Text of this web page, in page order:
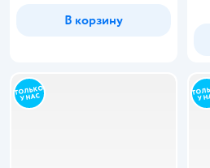
В корзину